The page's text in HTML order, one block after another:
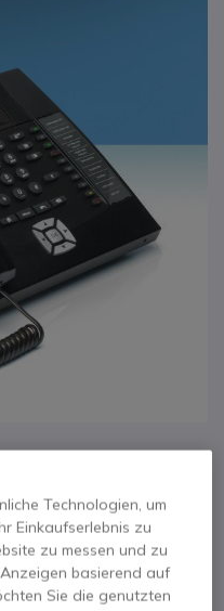
Technologien, um
Einkaufserlebnis zu
zu messen und zu
basierend auf
Sie die genutzten